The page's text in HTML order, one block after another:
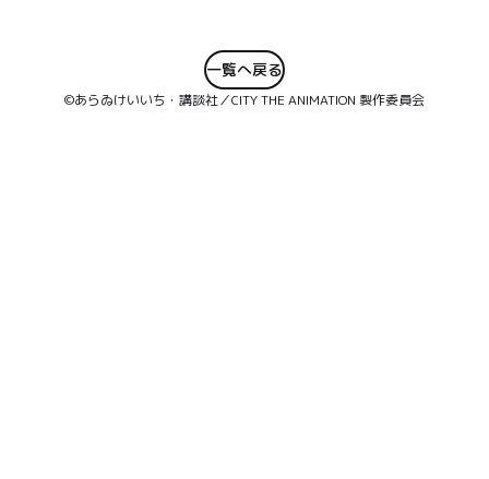
一覧へ戻る
©あらゐけいいち・講談社／CITY THE ANIMATION 製作委員会